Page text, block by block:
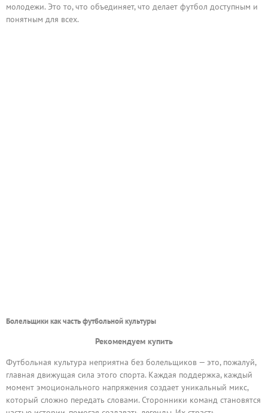
молодежи. Это то, что объединяет, что делает футбол доступным и
понятным для всех.
Болельщики как часть футбольной культуры
Рекомендуем купить
Футбольная культура неприятна без болельщиков — это, пожалуй,
главная движущая сила этого спорта. Каждая поддержка, каждый
момент эмоционального напряжения создает уникальный микс,
который сложно передать словами. Сторонники команд становятся